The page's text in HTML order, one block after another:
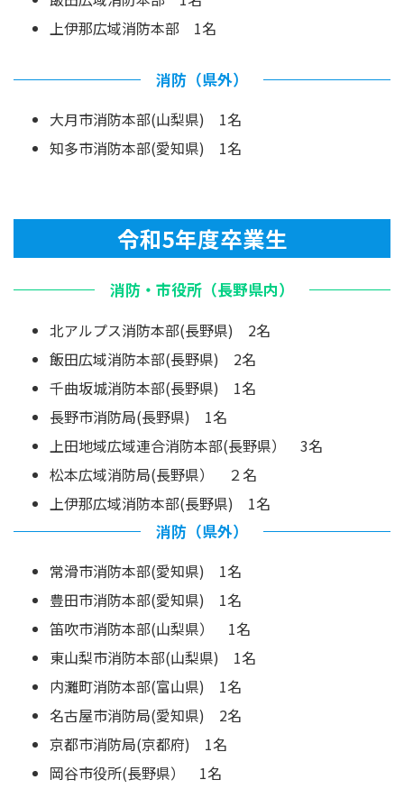
上伊那広域消防本部 1名
消防（県外）
大月市消防本部(山梨県) 1名
知多市消防本部(愛知県) 1名
令和5年度卒業生
消防・市役所（長野県内）
北アルプス消防本部(長野県) 2名
飯田広域消防本部(長野県) 2名
千曲坂城消防本部(長野県) 1名
長野市消防局(長野県) 1名
上田地域広域連合消防本部(長野県） 3名
松本広域消防局(長野県） ２名
上伊那広域消防本部(長野県) 1名
消防（県外）
常滑市消防本部(愛知県) 1名
豊田市消防本部(愛知県) 1名
笛吹市消防本部(山梨県） 1名
東山梨市消防本部(山梨県) 1名
内灘町消防本部(富山県) 1名
名古屋市消防局(愛知県) 2名
京都市消防局(京都府) 1名
岡谷市役所(長野県） 1名